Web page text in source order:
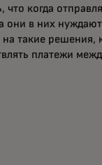
когда
они в них
такие решения,
платежи